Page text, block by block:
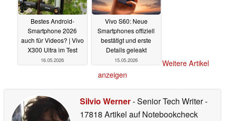
Bestes Android-
Smartphone 2026
auch für Videos? | Vivo
X300 Ultra im Test
16.05.2026
Vivo S60: Neue
Smartphones offiziell
bestätigt und erste
Details geleakt
15.05.2026
Weitere Artikel
anzeigen
Silvio Werner- Senior Tech Writer-
17818 Artikel auf Notebookcheck